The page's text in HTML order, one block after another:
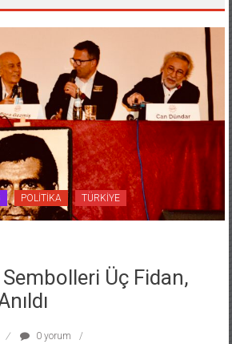
POLİTİKA TÜRKİYE
Üç Fidan,
0 yorum